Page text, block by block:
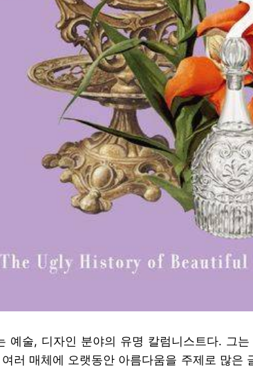
예술, 디자인 분야의 유명 칼럼니스트다. 그
러 매체에 오랫동안 아름다움을 주제로 많은